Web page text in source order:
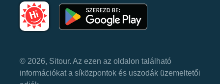
© 2026, Sitour. Az ezen az oldalon található
információkat a síközpontok és uszodák üzemeltetői